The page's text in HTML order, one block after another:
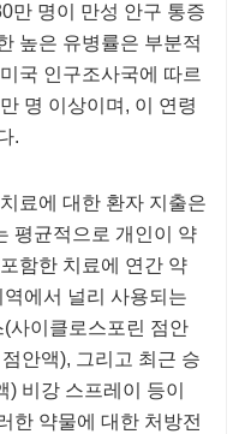
만 명이 만성 안구 통증
높은 유병률은 부분적
국 인구조사국에 따르
명 이상이며, 이 연령
.
료에 대한 환자 지출은
평균적으로 개인이 약
함한 치료에 연간 약
에서 널리 사용되는
사이클로스포린 점안
안액), 그리고 최근 승
비강 스프레이 등이
한 약물에 대한 처방전